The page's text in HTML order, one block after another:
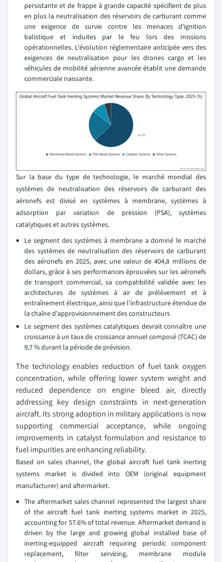
persistante et de frappe à grande capacité spécifient de plus
en plus la neutralisation des réservoirs de carburant comme
une exigence de survie contre les menaces d'ignition
balistique et induites par le feu lors des missions
opérationnelles. L'évolution réglementaire anticipée vers des
exigences de neutralisation pour les drones cargo et les
véhicules de mobilité aérienne avancée établit une demande
commerciale naissante.
Sur la base du type de technologie, le marché mondial des
systèmes de neutralisation des réservoirs de carburant des
aéronefs est divisé en systèmes à membrane, systèmes à
adsorption par variation de pression (PSA), systèmes
catalytiques et autres systèmes.
Le segment des systèmes à membrane a dominé le marché
des systèmes de neutralisation des réservoirs de carburant
des aéronefs en 2025, avec une valeur de 404,8 millions de
dollars, grâce à ses performances éprouvées sur les aéronefs
de transport commercial, sa compatibilité validée avec les
architectures de systèmes à air de prélèvement et à
entraînement électrique, ainsi que l'infrastructure étendue de
la chaîne d'approvisionnement des constructeurs
Le segment des systèmes catalytiques devrait connaître une
croissance à un taux de croissance annuel composé (TCAC) de
9,7 % durant la période de prévision.
The technology enables reduction of fuel tank oxygen
concentration, while offering lower system weight and
reduced dependence on engine bleed air, directly
addressing key design constraints in next-generation
aircraft. Its strong adoption in military applications is now
supporting commercial acceptance, while ongoing
improvements in catalyst formulation and resistance to
fuel impurities are enhancing reliability.
Based on sales channel, the global aircraft fuel tank inerting
systems market is divided into OEM (original equipment
manufacturer) and aftermarket.
The aftermarket sales channel represented the largest share
of the aircraft fuel tank inerting systems market in 2025,
accounting for 57.6% of total revenue. Aftermarket demand is
driven by the large and growing global installed base of
inerting-equipped aircraft requiring periodic component
replacement, filter servicing, membrane module